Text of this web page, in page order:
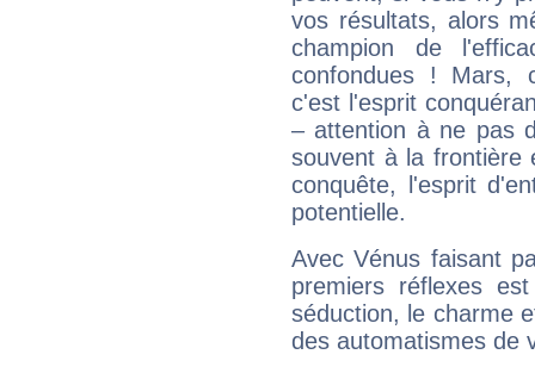
vos résultats, alors
champion de
confondues ! Mars,
c'est l'esprit
– attention à ne pas
souvent à la frontière
conquête, l'esprit
potentielle.
Avec Vénus faisant
premiers réflexes
séduction, le charme
des automatismes de